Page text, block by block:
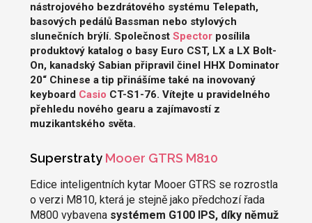
nástrojového bezdrátového systému Telepath,
basových pedálů Bassman nebo stylových
slunečních brýlí. Společnost Spectorposílila
produktový katalog o basy Euro CST, LX a LX Bolt-
On, kanadský Sabian připravil činel HHX Dominator
20“ Chinese a tip přinášíme také na inovovaný
keyboard Casio CT-S1-76. Vítejte u pravidelného
přehledu nového gearu a zajímavostí z
muzikantského světa.
Superstraty Mooer GTRS M810
Edice inteligentních kytar Mooer GTRS se rozrostla
o verzi M810, která je stejně jako předchozí řada
M800 vybavena systémem G100 IPS, díky němuž